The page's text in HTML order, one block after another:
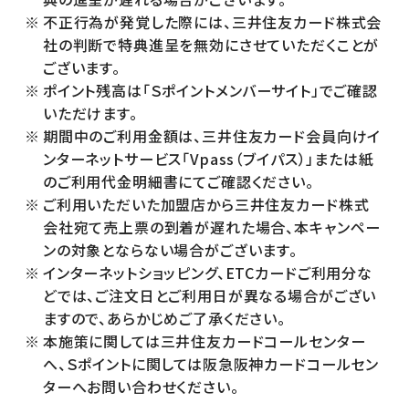
不正行為が発覚した際には、三井住友カード株式会
社の判断で特典進呈を無効にさせていただくことが
ございます。
ポイント残高は「Ｓポイントメンバーサイト」でご確認
いただけます。
期間中のご利用金額は、三井住友カード会員向けイ
ンターネットサービス「Vpass（ブイパス）」または紙
のご利用代金明細書にてご確認ください。
ご利用いただいた加盟店から三井住友カード株式
会社宛て売上票の到着が遅れた場合、本キャンペー
ンの対象とならない場合がございます。
インターネットショッピング、ETCカードご利用分な
どでは、ご注文日とご利用日が異なる場合がござい
ますので、あらかじめご了承ください。
本施策に関しては三井住友カードコールセンター
へ、Ｓポイントに関しては阪急阪神カードコールセン
ターへお問い合わせください。